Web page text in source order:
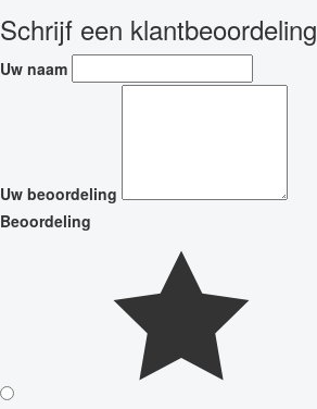
Schrijf een klantbeoordeling
Uw naam
Uw beoordeling
Beoordeling